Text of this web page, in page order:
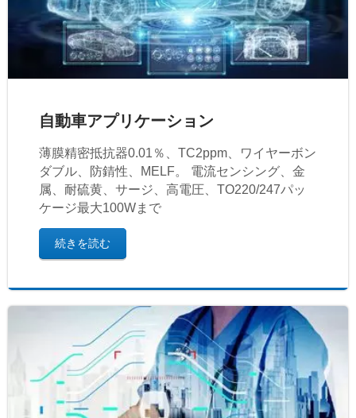
自動車アプリケーション
薄膜精密抵抗器0.01％、TC2ppm、ワイヤーボン
ダブル、防錆性、MELF。 電流センシング、金
属、耐硫黄、サージ、高電圧、TO220/247パッ
ケージ最大100Wまで
続きを読む